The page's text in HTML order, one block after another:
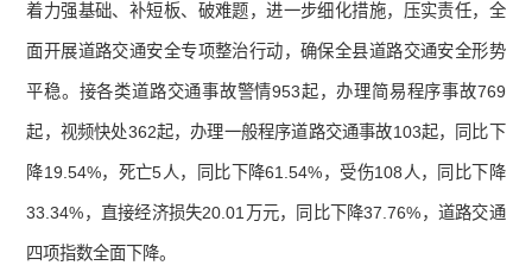
着力强基础、补短板、破难题，进一步细化措施，压实责任，全
面开展道路交通安全专项整治行动，确保全县道路交通安全形势
平稳。接各类道路交通事故警情953起，办理简易程序事故769
起，视频快处362起，办理一般程序道路交通事故103起，同比下
降19.54%，死亡5人，同比下降61.54%，受伤108人，同比下降
33.34%，直接经济损失20.01万元，同比下降37.76%，道路交通
四项指数全面下降。